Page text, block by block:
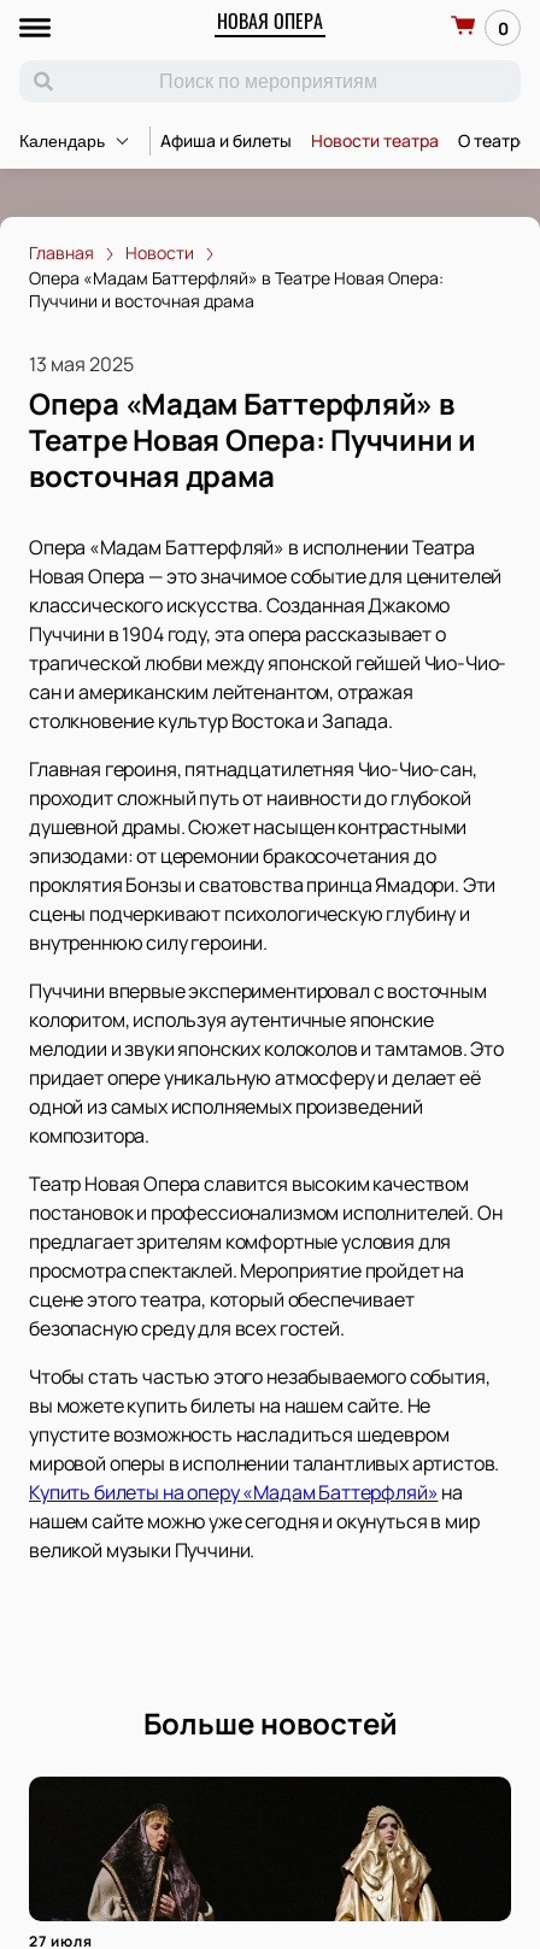
НОВАЯ ОПЕРА 0
Календарь Афиша и билеты Новости театра О театре
Главная
Новости
Опера «Мадам Баттерфляй» в Театре Новая Опера:
Пуччини и восточная драма
13 мая 2025
Опера «Мадам Баттерфляй» в
Театре Новая Опера: Пуччини и
восточная драма
Опера «Мадам Баттерфляй» в исполнении Театра
Новая Опера — это значимое событие для ценителей
классического искусства. Созданная Джакомо
Пуччини в 1904 году, эта опера рассказывает о
трагической любви между японской гейшей Чио-Чио-
сан и американским лейтенантом, отражая
столкновение культур Востока и Запада.
Главная героиня, пятнадцатилетняя Чио-Чио-сан,
проходит сложный путь от наивности до глубокой
душевной драмы. Сюжет насыщен контрастными
эпизодами: от церемонии бракосочетания до
проклятия Бонзы и сватовства принца Ямадори. Эти
сцены подчеркивают психологическую глубину и
внутреннюю силу героини.
Пуччини впервые экспериментировал с восточным
колоритом, используя аутентичные японские
мелодии и звуки японских колоколов и тамтамов. Это
придает опере уникальную атмосферу и делает её
одной из самых исполняемых произведений
композитора.
Театр Новая Опера славится высоким качеством
постановок и профессионализмом исполнителей. Он
предлагает зрителям комфортные условия для
просмотра спектаклей. Мероприятие пройдет на
сцене этого театра, который обеспечивает
безопасную среду для всех гостей.
Чтобы стать частью этого незабываемого события,
вы можете купить билеты на нашем сайте. Не
упустите возможность насладиться шедевром
мировой оперы в исполнении талантливых артистов.
Купить билеты на оперу «Мадам Баттерфляй»на
нашем сайте можно уже сегодня и окунуться в мир
великой музыки Пуччини.
Больше новостей
27 июля